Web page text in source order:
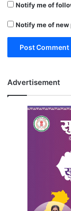
Notify me of
Notify me of new
Advertisement